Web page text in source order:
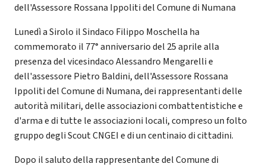
dell'Assessore Rossana Ippoliti del Comune di Numana
Lunedì a Sirolo il Sindaco Filippo Moschella ha
commemorato il 77° anniversario del 25 aprile alla
presenza del vicesindaco Alessandro Mengarelli e
dell'assessore Pietro Baldini, dell'Assessore Rossana
Ippoliti del Comune di Numana, dei rappresentanti delle
autorità militari, delle associazioni combattentistiche e
d'arma e di tutte le associazioni locali, compreso un folto
gruppo degli Scout CNGEI e di un centinaio di cittadini.
Dopo il saluto della rappresentante del Comune di